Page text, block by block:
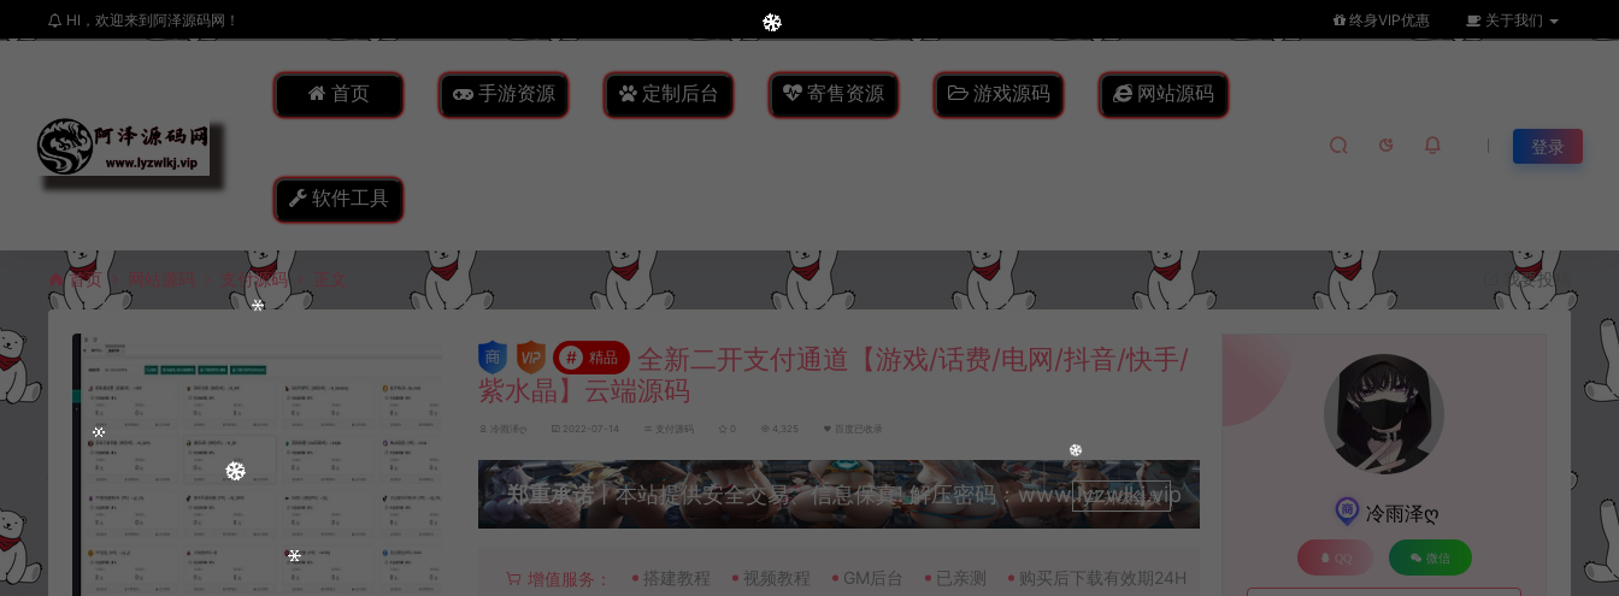
HI，欢迎来到阿泽源码网！ 终身VIP优惠 关于我们
首页 手游资源 定制后台 寄售资源 游戏源码 网站源码
软件工具
登录
首页 网站源码 支付源码 正文 我要投稿
# 精品
全新二开支付通道【游戏/话费/电网/抖音/快手/
紫水晶】云端源码
冷雨泽ღ 2022-07-14 支付源码 0 4,325 百度已收录
郑重承诺丨本站提供安全交易、信息保真! 解压密码：www.lyzwlkj.vip
升级会员
增值服务： 搭建教程 视频教程 GM后台 已亲测 购买后下载有效期24H
冷雨泽ღ
QQ 微信